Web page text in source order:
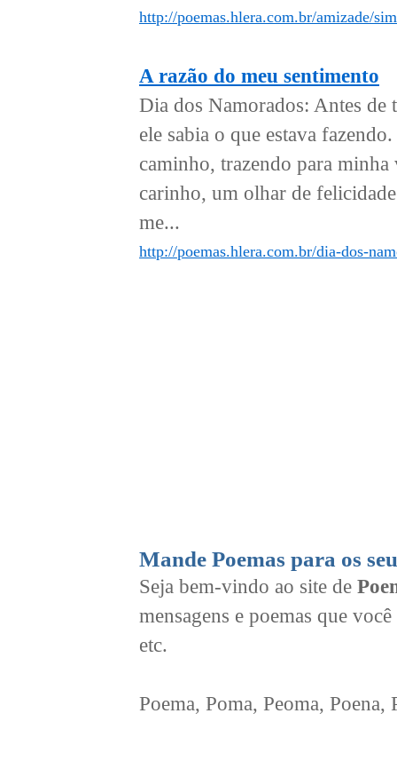
http://poemas.hlera.com.br/amizade/
A razão do meu sentimento
Dia dos Namorados: Antes
ele sabia o que estava
caminho, trazendo para
carinho, um olhar de
me...
http://poemas.hlera.com.br/dia-dos-
Mande Poemas para os
Seja bem-vindo ao site de
mensagens e poemas que
etc.
Poema, Poma, Peoma,